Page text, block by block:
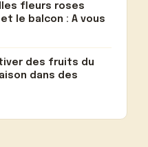
fleurs roses
le balcon : A vous
des fruits du
dans des